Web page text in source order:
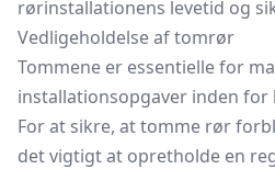
rørinstallationens levetid og
Vedligeholdelse af tomrør
Tommene er essentielle for
installationsopgaver inden for
For at sikre, at tomme rør
det vigtigt at opretholde en